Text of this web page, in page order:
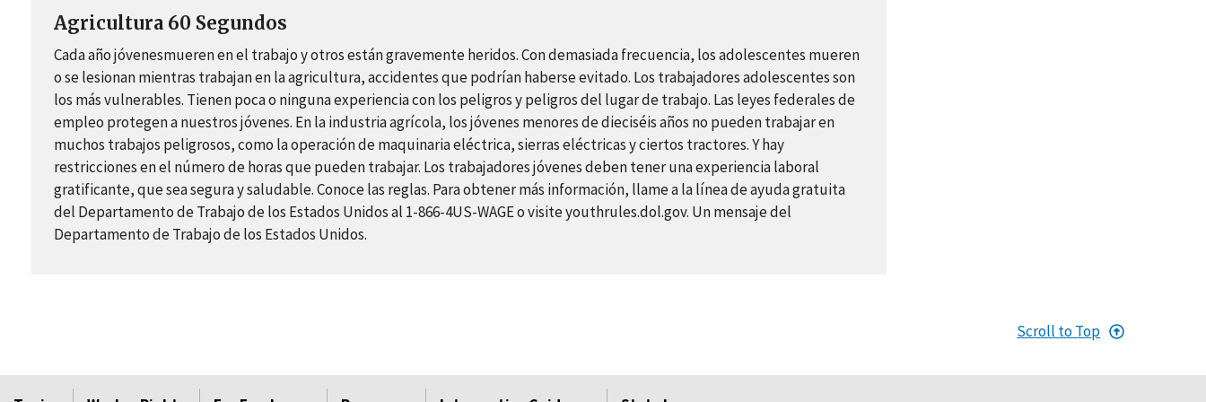
Agricultura 60 Segundos
Cada año jóvenesmueren en el trabajo y otros están gravemente heridos. Con demasiada frecuencia, los adolescentes mueren
o se lesionan mientras trabajan en la agricultura, accidentes que podrían haberse evitado. Los trabajadores adolescentes son
los más vulnerables. Tienen poca o ninguna experiencia con los peligros y peligros del lugar de trabajo. Las leyes federales de
empleo protegen a nuestros jóvenes. En la industria agrícola, los jóvenes menores de dieciséis años no pueden trabajar en
muchos trabajos peligrosos, como la operación de maquinaria eléctrica, sierras eléctricas y ciertos tractores. Y hay
restricciones en el número de horas que pueden trabajar. Los trabajadores jóvenes deben tener una experiencia laboral
gratificante, que sea segura y saludable. Conoce las reglas. Para obtener más información, llame a la línea de ayuda gratuita
del Departamento de Trabajo de los Estados Unidos al 1-866-4US-WAGE o visite youthrules.dol.gov. Un mensaje del
Departamento de Trabajo de los Estados Unidos.
Scroll to Top